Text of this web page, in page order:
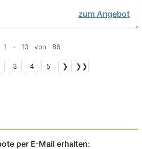
zum Angebot
1 - 10 von 86
3 4 5 ❯ ❯❯
per E-Mail erhalten: